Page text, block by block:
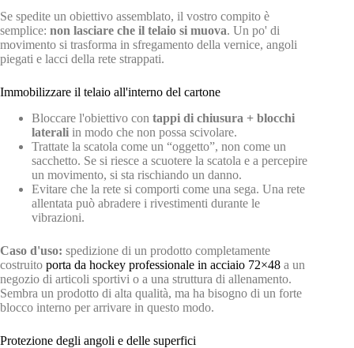
Se spedite un obiettivo assemblato, il vostro compito è
semplice: non lasciare che il telaio si muova. Un po' di
movimento si trasforma in sfregamento della vernice, angoli
piegati e lacci della rete strappati.
Immobilizzare il telaio all'interno del cartone
Bloccare l'obiettivo con tappi di chiusura + blocchi
laterali in modo che non possa scivolare.
Trattate la scatola come un “oggetto”, non come un
sacchetto. Se si riesce a scuotere la scatola e a percepire
un movimento, si sta rischiando un danno.
Evitare che la rete si comporti come una sega. Una rete
allentata può abradere i rivestimenti durante le
vibrazioni.
Caso d'uso: spedizione di un prodotto completamente
costruito porta da hockey professionale in acciaio 72×48 a un
negozio di articoli sportivi o a una struttura di allenamento.
Sembra un prodotto di alta qualità, ma ha bisogno di un forte
blocco interno per arrivare in questo modo.
Protezione degli angoli e delle superfici